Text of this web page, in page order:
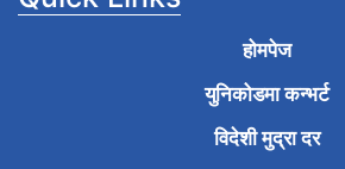
होमपेज
युनिकोडमा कन्भर्ट
विदेशी मुद्रा दर